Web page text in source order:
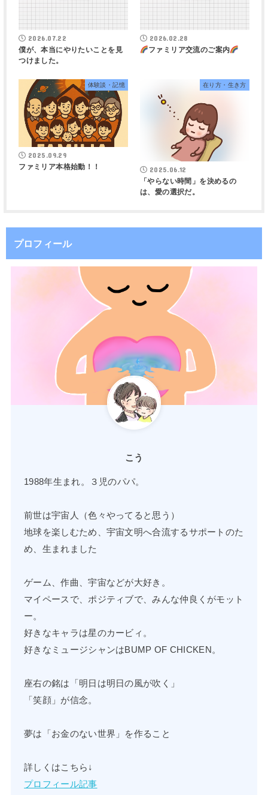
2026.07.22
僕が、本当にやりたいことを見
つけました。
2026.02.28
ファミリア交流のご案内
体験談・記憶
2025.09.29
ファミリア本格始動！！
在り方・生き方
2025.06.12
「やらない時間」を決めるの
は、愛の選択だ。
プロフィール
こう
1988年生まれ。３児のパパ。
前世は宇宙人（色々やってると思う）
地球を楽しむため、宇宙文明へ合流するサポートのた
め、生まれました
ゲーム、作曲、宇宙などが大好き。
マイペースで、ポジティブで、みんな仲良くがモット
ー。
好きなキャラは星のカービィ。
好きなミュージシャンはBUMP OF CHICKEN。
座右の銘は「明日は明日の風が吹く」
「笑顔」が信念。
夢は「お金のない世界」を作ること
詳しくはこちら↓
プロフィール記事